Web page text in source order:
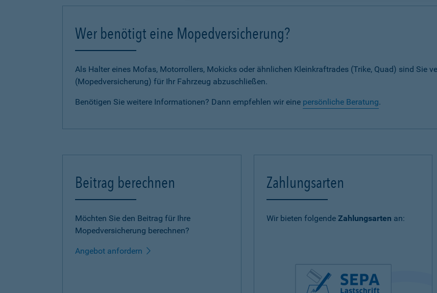
Wer benötigt eine Mopedversicherung?
Als Halter eines Mofas, Motorrollers, Mokicks oder ähnlichen Kleinkraftrades (Trike, Quad) sind Sie
(Mopedversicherung) für Ihr Fahrzeug abzuschließen.
Benötigen Sie weitere Informationen? Dann empfehlen wir eine persönliche Beratung.
Beitrag berechnen
Möchten Sie den Beitrag für Ihre
Mopedversicherung berechnen?
Angebot anfordern
Zahlungsarten
Wir bieten folgende Zahlungsarten an: